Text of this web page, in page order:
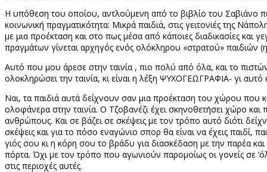
Η υπόθεση του οποίου, αντλούμενη από το βιβλίο του Σαβιάνο
κοινωνική πραγματικότητα: Μικρά παιδιά, στις γειτονιές της
με μια προέκταση και στο πως μέσα από κάποιες διαδικασίες και
πραγμάτων γίνεται αρχηγός ενός ολόκληρου «στρατού» παιδιών (η
Αυτό που μου άρεσε στην ταινία , πιο πολύ από όλα, και το
ολοκληρώσει την ταινία, κι είναι η λέξη ΨΥΧΟΓΕΩΓΡΑΦΙΑ- γι αυτό
Ναι, τα παιδιά αυτά δείχνουν σαν μια προέκταση του χώρου
ολοφάνερα στην ταινία. Ο Τζοβανέζι έχει σκηνοθετήσει χώρο
ανθρώπους. Και σε βάζει σε σκέψεις με τον τρόπο αυτό διότι
σκέψεις και για το πόσο εναγώνιο σπορ θα είναι να έχεις
γιός σου κι η κόρη σου το βράδυ για διασκέδαση με την παρέα
πόρτα. Όχι με τον τρόπο που αγωνιούν παρομοίως οι γονείς σε
στις περιοχές αυτές.